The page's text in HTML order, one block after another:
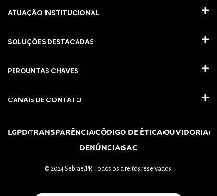
ATUAÇÃO INSTITUCIONAL
SOLUÇÕES DESTACADAS
PERGUNTAS CHAVES​
CANAIS DE CONTATO
LGPDTRANSPARÊNCIACÓDIGO DE ÉTICAOUVIDORIA
DENÚNCIASAC
© 2024 Sebrae/PR. Todos os direitos reservados.